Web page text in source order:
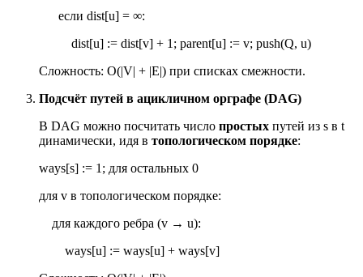
если dist[u] = ∞:
dist[u] := dist[v] + 1; parent[u] := v; push(Q, u)
Сложность: O(|V| + |E|) при списках смежности.
Подсчёт путей в ацикличном орграфе (DAG)
В DAG можно посчитать число простых путей из s в t
динамически, идя в топологическом порядке:
ways[s] := 1; для остальных 0
для v в топологическом порядке:
для каждого ребра (v → u):
ways[u] := ways[u] + ways[v]